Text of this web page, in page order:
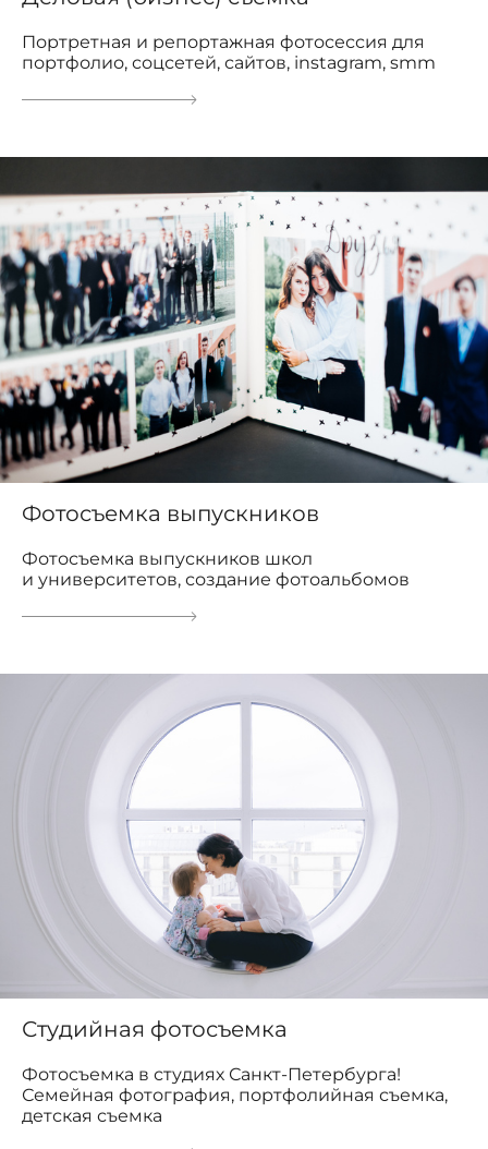
Портретная и репортажная фотосессия для
портфолио, соцсетей, сайтов, instagram, smm
Фотосъемка выпускников
Фотосъемка выпускников школ
и университетов, создание фотоальбомов
Студийная фотосъемка
Фотосъемка в студиях Санкт-Петербурга!
Семейная фотография, портфолийная съемка,
детская съемка